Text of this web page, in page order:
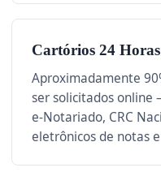
Cartórios 24 Horas
Aproximadamente
ser solicitados online
e-Notariado, CRC
eletrônicos de notas